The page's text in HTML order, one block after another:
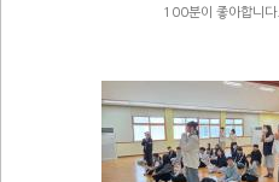
100분이 좋아합니다.